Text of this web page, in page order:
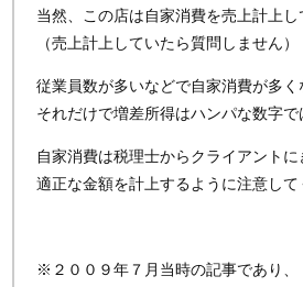
当然、この店は自家消費を売上計上し
（売上計上していたら質問しません）
従業員数が多いなどで自家消費が多く
それだけで増差所得はハンパな数字で
自家消費は税理士からクライアントに
適正な金額を計上するように注意して
※２００９年７月当時の記事であり、